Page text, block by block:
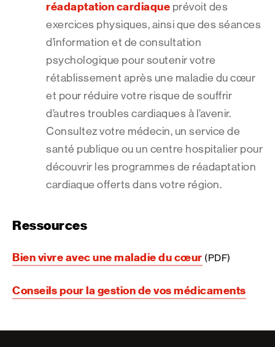
réadaptation cardiaque prévoit des
exercices physiques, ainsi que des séances
d’information et de consultation
psychologique pour soutenir votre
rétablissement après une maladie du cœur
et pour réduire votre risque de souffrir
d’autres troubles cardiaques à l’avenir.
Consultez votre médecin, un service de
santé publique ou un centre hospitalier pour
découvrir les programmes de réadaptation
cardiaque offerts dans votre région.
Ressources
Bien vivre avec une maladie du cœur (PDF)
Conseils pour la gestion de vos médicaments